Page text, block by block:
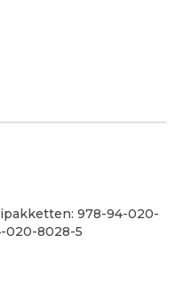
978-94-020-
020-8028-5